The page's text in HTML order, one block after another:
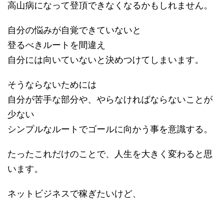
高山病になって登頂できなくなるかもしれません。
自分の悩みが自覚できていないと
登るべきルートを間違え
自分には向いていないと決めつけてしまいます。
そうならないためには
自分が苦手な部分や、やらなければならないことが
少ない
シンプルなルートでゴールに向かう事を意識する。
たったこれだけのことで、人生を大きく変わると思
います。
ネットビジネスで稼ぎたいけど、